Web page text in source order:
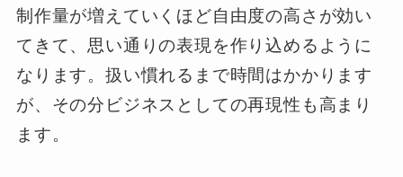
制作量が増えていくほど自由度の高さが効い
てきて、思い通りの表現を作り込めるように
なります。扱い慣れるまで時間はかかります
が、その分ビジネスとしての再現性も高まり
ます。